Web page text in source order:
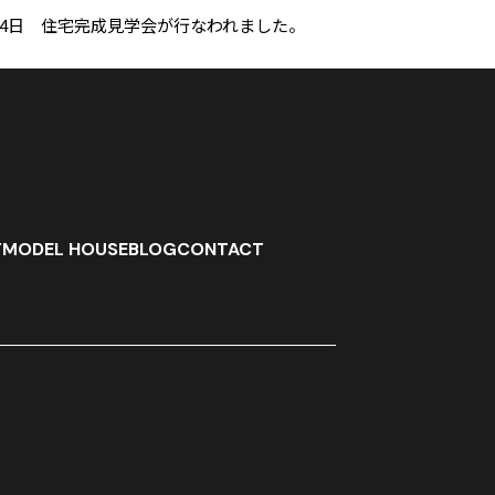
日 住宅完成見学会が行なわれました。
MODEL HOUSEBLOGCONTACT